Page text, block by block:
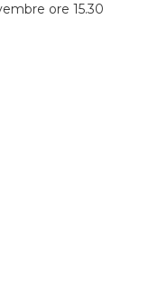
ore 15.30